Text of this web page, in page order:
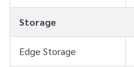
Storage
Edge Storage